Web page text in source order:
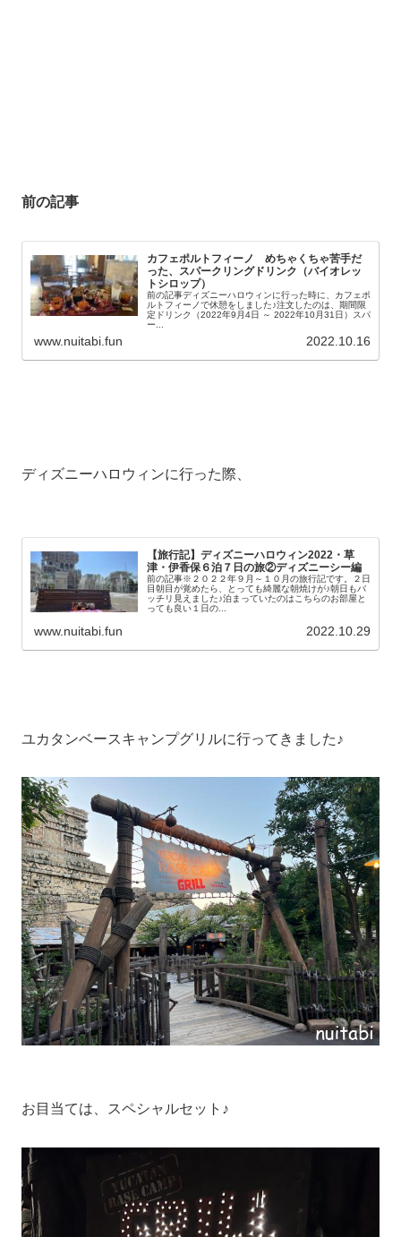
前の記事
カフェポルトフィーノ めちゃくちゃ苦手だ
った、スパークリングドリンク（バイオレッ
トシロップ）
前の記事ディズニーハロウィンに行った時に、カフェポ
ルトフィーノで休憩をしました♪注文したのは、期間限
定ドリンク（2022年9月4日 ～ 2022年10月31日）スパ
ー...
www.nuitabi.fun 2022.10.16
ディズニーハロウィンに行った際、
【旅行記】ディズニーハロウィン2022・草
津・伊香保６泊７日の旅②ディズニーシー編
前の記事※２０２２年９月～１０月の旅行記です。２日
目朝目が覚めたら、とっても綺麗な朝焼けが♪朝日もバ
ッチリ見えました♪泊まっていたのはこちらのお部屋と
っても良い１日の...
www.nuitabi.fun 2022.10.29
ユカタンベースキャンプグリルに行ってきました♪
お目当ては、スペシャルセット♪